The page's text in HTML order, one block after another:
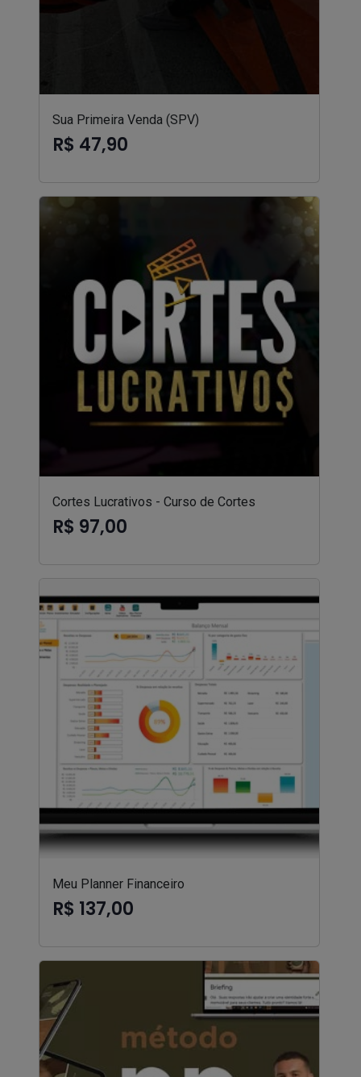
Sua Primeira Venda (SPV)
R$ 47,90
Cortes Lucrativos - Curso de Cortes
R$ 97,00
Meu Planner Financeiro
R$ 137,00